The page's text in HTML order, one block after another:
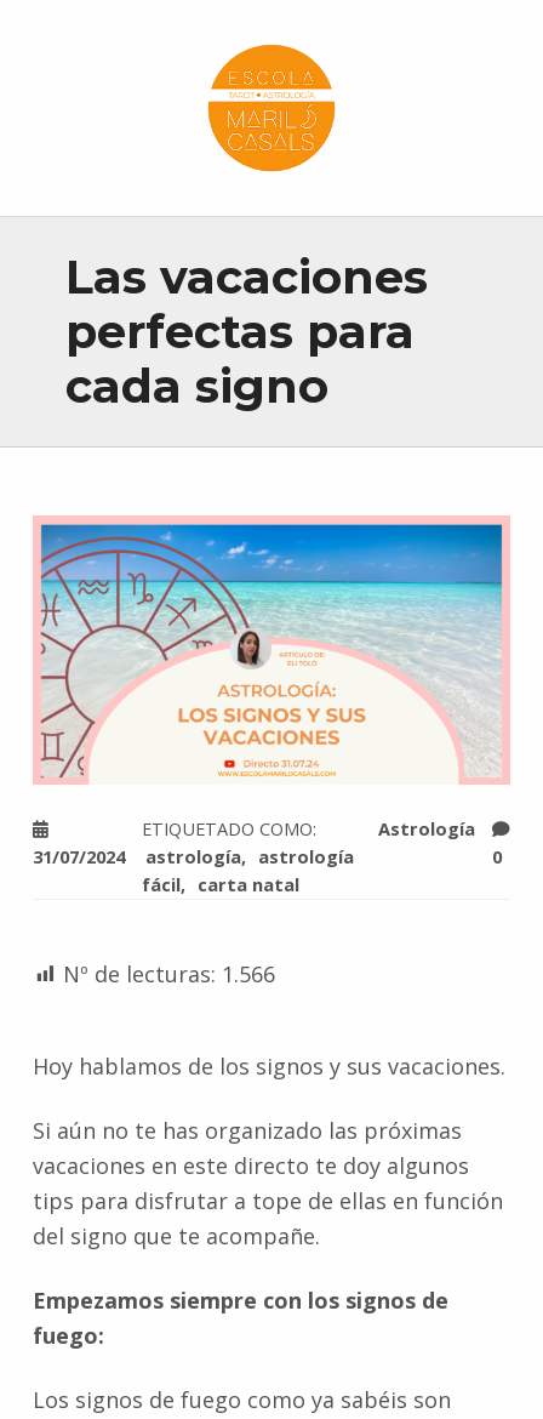
Las vacaciones
perfectas para
cada signo
31/07/2024 0
Astrología
ETIQUETADO COMO:
astrología
astrología
fácil
carta natal
Nº de lecturas: 1.566
Hoy hablamos de los signos y sus vacaciones.
Si aún no te has organizado las próximas
vacaciones en este directo te doy algunos
tips para disfrutar a tope de ellas en función
del signo que te acompañe.
Empezamos siempre con los signos de
fuego:
Los signos de fuego como ya sabéis son